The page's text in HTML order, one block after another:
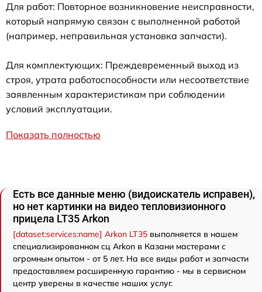
Для работ: Повторное возникновение неисправности,
который напрямую связан с выполненной работой
(например, неправильная установка запчасти).
Для комплектующих: Преждевременный выход из
строя, утрата работоспособности или несоответствие
заявленным характеристикам при соблюдении
условий эксплуатации.
Показать полностью
Есть все данные меню (видоискатель исправен),
но нет картинки на видео тепловизионного
прицела LT35 Arkon
[dataset:services:name] Arkon LT35 выполняется в нашем
специализированном сц Arkon в Казани мастерами с
огромным опытом - от 5 лет. На все виды работ и запчасти
предоставляем расширенную гарантию - мы в сервисном
центр уверены в качестве наших услуг.